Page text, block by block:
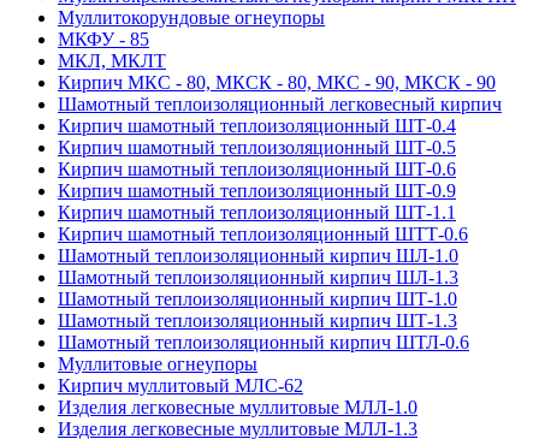
Муллито­корундовые огнеупоры
МКФУ - 85
МКЛ, МКЛТ
Кирпич МКС - 80, МКСК - 80, МКС - 90, МКСК - 90
Шамотный тепло­изоляционный легковесный кирпич
Кирпич шамотный теплоизоляционный ШТ-0.4
Кирпич шамотный теплоизоляционный ШТ-0.5
Кирпич шамотный теплоизоляционный ШТ-0.6
Кирпич шамотный теплоизоляционный ШТ-0.9
Кирпич шамотный теплоизоляционный ШТ-1.1
Кирпич шамотный теплоизоляционный ШТТ-0.6
Шамотный теплоизоляционный кирпич ШЛ-1.0
Шамотный теплоизоляционный кирпич ШЛ-1.3
Шамотный теплоизоляционный кирпич ШТ-1.0
Шамотный теплоизоляционный кирпич ШТ-1.3
Шамотный теплоизоляционный кирпич ШТЛ-0.6
Муллитовые огнеупоры
Кирпич муллитовый МЛС-62
Изделия легковесные муллитовые МЛЛ-1.0
Изделия легковесные муллитовые МЛЛ-1.3